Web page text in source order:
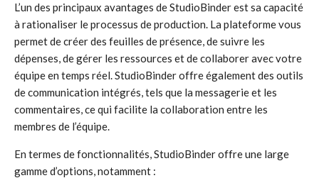
L’un des principaux avantages de StudioBinder est sa capacité
à rationaliser le processus de production. La plateforme vous
permet de créer des feuilles de présence, de suivre les
dépenses, de gérer les ressources et de collaborer avec votre
équipe en temps réel. StudioBinder offre également des outils
de communication intégrés, tels que la messagerie et les
commentaires, ce qui facilite la collaboration entre les
membres de l’équipe.
En termes de fonctionnalités, StudioBinder offre une large
gamme d’options, notamment :